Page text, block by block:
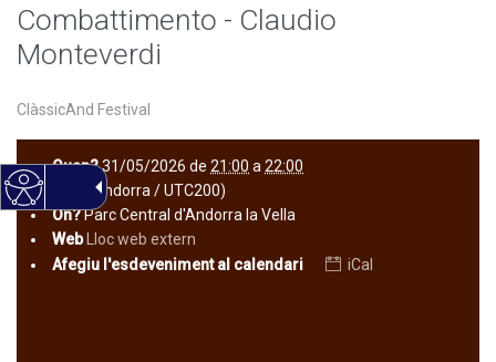
Combattimento - Claudio
Monteverdi
ClàssicAnd Festival
Quan?31/05/2026 de 21:00 a 22:00
(Europe/Andorra / UTC200)
On?Parc Central d'Andorra la Vella
Web
Lloc web extern
Afegiu l'esdeveniment al calendari
iCal